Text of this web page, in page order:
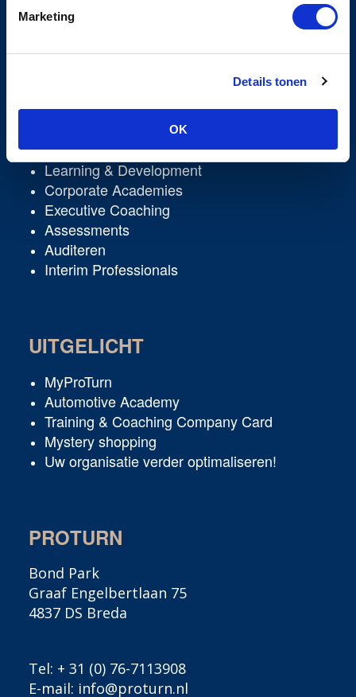
Marketing
Details tonen
OK
Cookiebeleid
Klachten- en geschillenreglement
Learning & Development
Corporate Academies
Executive Coaching
Assessments
Auditeren
Interim Professionals
UITGELICHT
MyProTurn
Automotive Academy
Training & Coaching Company Card
Mystery shopping
Uw organisatie verder optimaliseren!
PROTURN
Bond Park
Graaf Engelbertlaan 75
4837 DS Breda
Tel: + 31 (0) 76-7113908
E-mail: info@proturn.nl